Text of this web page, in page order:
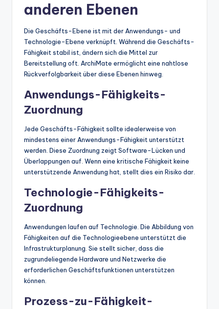
anderen Ebenen
Die Geschäfts-Ebene ist mit der Anwendungs- und
Technologie-Ebene verknüpft. Während die Geschäfts-
Fähigkeit stabil ist, ändern sich die Mittel zur
Bereitstellung oft. ArchiMate ermöglicht eine nahtlose
Rückverfolgbarkeit über diese Ebenen hinweg.
Anwendungs-Fähigkeits-
Zuordnung
Jede Geschäfts-Fähigkeit sollte idealerweise von
mindestens einer Anwendungs-Fähigkeit unterstützt
werden. Diese Zuordnung zeigt Software-Lücken und
Überlappungen auf. Wenn eine kritische Fähigkeit keine
unterstützende Anwendung hat, stellt dies ein Risiko dar.
Technologie-Fähigkeits-
Zuordnung
Anwendungen laufen auf Technologie. Die Abbildung von
Fähigkeiten auf die Technologieebene unterstützt die
Infrastrukturplanung. Sie stellt sicher, dass die
zugrundeliegende Hardware und Netzwerke die
erforderlichen Geschäftsfunktionen unterstützen
können.
Prozess-zu-Fähigkeit-